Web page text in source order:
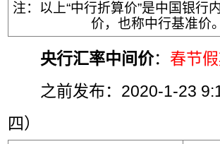
注：以上“中行折算价”是中国银行
价，也称中行基准价。
央行汇率中间价： 春节
之前发布：2020-1-23
四）